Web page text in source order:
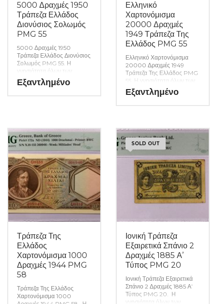
5000 Δραχμές 1950
Τράπεζα Ελλάδος
Διονύσιος Σολωμός
PMG 55
5000 Δραχμές 1950
Τράπεζα Ελλάδος Διονύσιος
Σολωμός PMG 55. Η
γνησιότητα όλων των
νομισμάτων μας είναι
εγγυημένη εφ όρου ζωής
Εξαντλημένο
Ελληνικό
Χαρτονόμισμα
20000 Δραχμές
1949 Τράπεζα Της
Ελλάδος PMG 55
Ελληνικό Χαρτονόμισμα
20000 Δραχμές 1949
Τράπεζα Της Ελλάδος PMG
55. Η γνησιότητα όλων των
νομισμάτων μας είναι
εγγυημένη εφ όρου ζωής
υπάρχουν. (Κωδ. 9876)
Εξαντλημένο
Τράπεζα Της
Ελλάδος
Χαρτονόμισμα 1000
Δραχμές 1944 PMG
58
Τράπεζα Της Ελλάδος
Χαρτονόμισμα 1000
SOLD OUT
Ιονική Τράπεζα
Εξαιρετικά Σπάνιο 2
Δραχμές 1885 Α’
Τύπος PMG 20
Ιονική Τράπεζα Εξαιρετικά
Σπάνιο 2 Δραχμές 1885 Α’
Τύπος PMG 20. Η
γνησιότητα όλων των